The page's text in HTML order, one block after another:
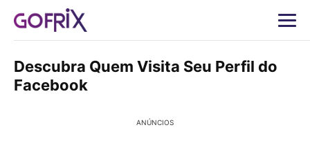
Descubra Quem Visita Seu Perfil do
Facebook
ANÚNCIOS